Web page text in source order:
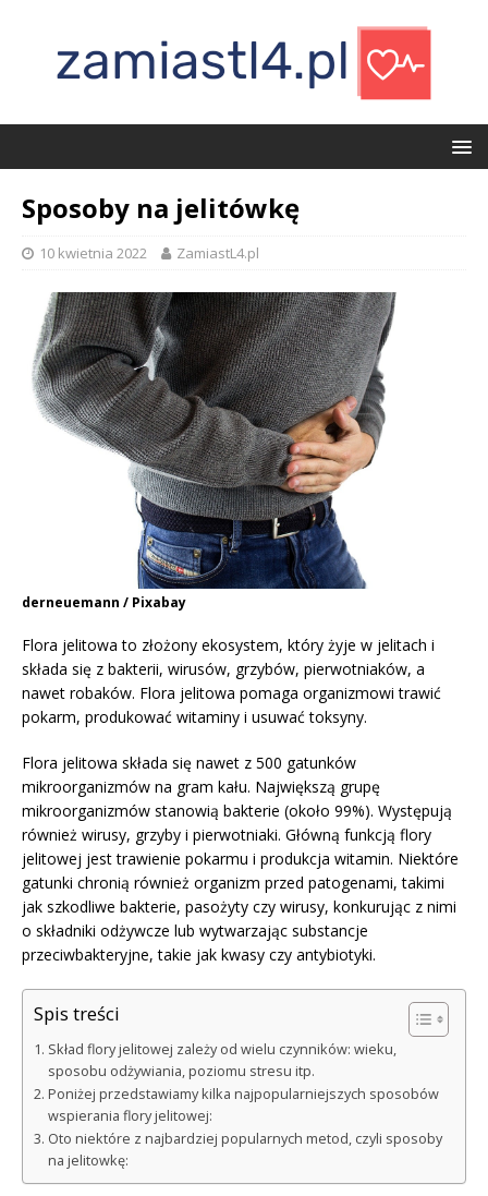
Sposoby na jelitówkę
10 kwietnia 2022 ZamiastL4.pl
derneuemann / Pixabay
Flora jelitowa to złożony ekosystem, który żyje w jelitach i
składa się z bakterii, wirusów, grzybów, pierwotniaków, a
nawet robaków. Flora jelitowa pomaga organizmowi trawić
pokarm, produkować witaminy i usuwać toksyny.
Flora jelitowa składa się nawet z 500 gatunków
mikroorganizmów na gram kału. Największą grupę
mikroorganizmów stanowią bakterie (około 99%). Występują
również wirusy, grzyby i pierwotniaki. Główną funkcją flory
jelitowej jest trawienie pokarmu i produkcja witamin. Niektóre
gatunki chronią również organizm przed patogenami, takimi
jak szkodliwe bakterie, pasożyty czy wirusy, konkurując z nimi
o składniki odżywcze lub wytwarzając substancje
przeciwbakteryjne, takie jak kwasy czy antybiotyki.
Spis treści
Skład flory jelitowej zależy od wielu czynników: wieku,
sposobu odżywiania, poziomu stresu itp.
Poniżej przedstawiamy kilka najpopularniejszych sposobów
wspierania flory jelitowej:
Oto niektóre z najbardziej popularnych metod, czyli sposoby
na jelitowkę: